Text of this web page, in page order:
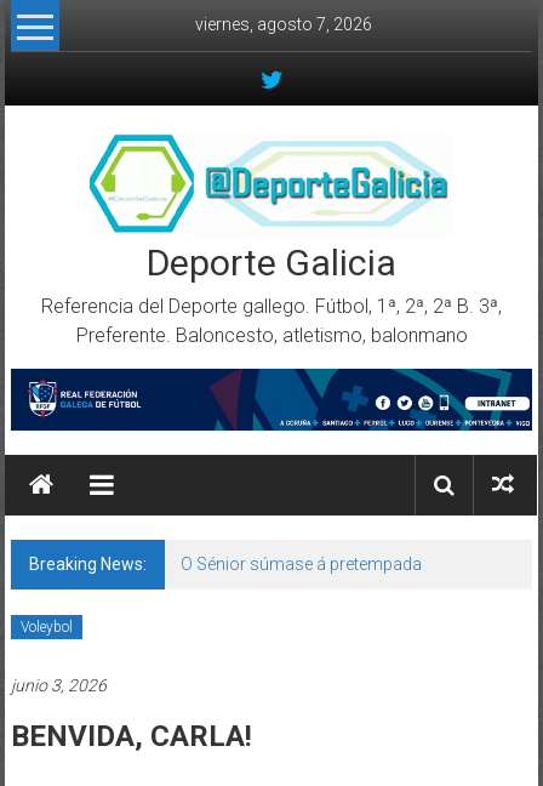
Skip to content
viernes, agosto 7, 2026
Deporte Galicia
Referencia del Deporte gallego. Fútbol, 1ª, 2ª, 2ª B. 3ª,
Preferente. Baloncesto, atletismo, balonmano
Breaking News: O Sénior súmase á pretempada
Voleybol
junio 3, 2026
BENVIDA, CARLA!